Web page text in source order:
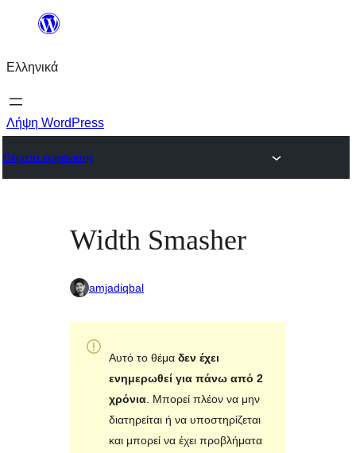
Μετάβαση
περιεχόμενο
Ελληνικά
Λήψη WordPress
Θέματα εμφάνισης
Width Smasher
amjadiqbal
Αυτό το θέμα δεν έχει
ενημερωθεί για πάνω από 2
χρόνια. Μπορεί πλέον να μην
διατηρείται ή να υποστηρίζεται
και μπορεί να έχει προβλήματα